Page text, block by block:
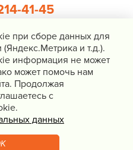
шоссе, д. 4, корп. 3, пом. 1
41-45
мне
питания
при сборе данных для
и т.д.).
информация не может
может помочь нам
Продолжая
с
данных